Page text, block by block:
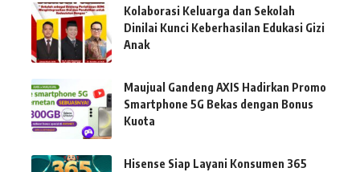
Kolaborasi Keluarga dan Sekolah
Dinilai Kunci Keberhasilan Edukasi Gizi
Anak
Maujual Gandeng AXIS Hadirkan Promo
Smartphone 5G Bekas dengan Bonus
Kuota
Hisense Siap Layani Konsumen 365